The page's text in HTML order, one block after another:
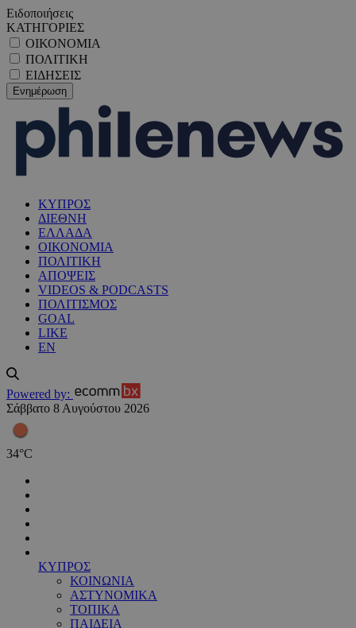
Ειδοποιήσεις
ΚΑΤΗΓΟΡΙΕΣ
ΟΙΚΟΝΟΜΙΑ
ΠΟΛΙΤΙΚΗ
ΕΙΔΗΣΕΙΣ
ΚΥΠΡΟΣ
ΔΙΕΘΝΗ
ΕΛΛΑΔΑ
ΟΙΚΟΝΟΜΙΑ
ΠΟΛΙΤΙΚΗ
ΑΠΟΨΕΙΣ
VIDEOS & PODCASTS
ΠΟΛΙΤΙΣΜΟΣ
GOAL
LIKE
EN
Powered by:
Σάββατο 8 Αυγούστου 2026
34°C
ΚΥΠΡΟΣ
ΚΟΙΝΩΝΙΑ
ΑΣΤΥΝΟΜΙΚΑ
ΤΟΠΙΚΑ
ΠΑΙΔΕΙΑ